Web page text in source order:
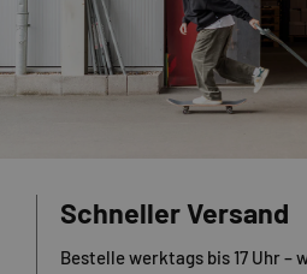
Schneller Versand
Bestelle werktags bis 17 Uhr –